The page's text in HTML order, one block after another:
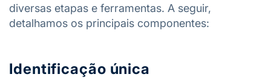
diversas etapas e ferramentas. A seguir,
detalhamos os principais componentes:
Identificação única